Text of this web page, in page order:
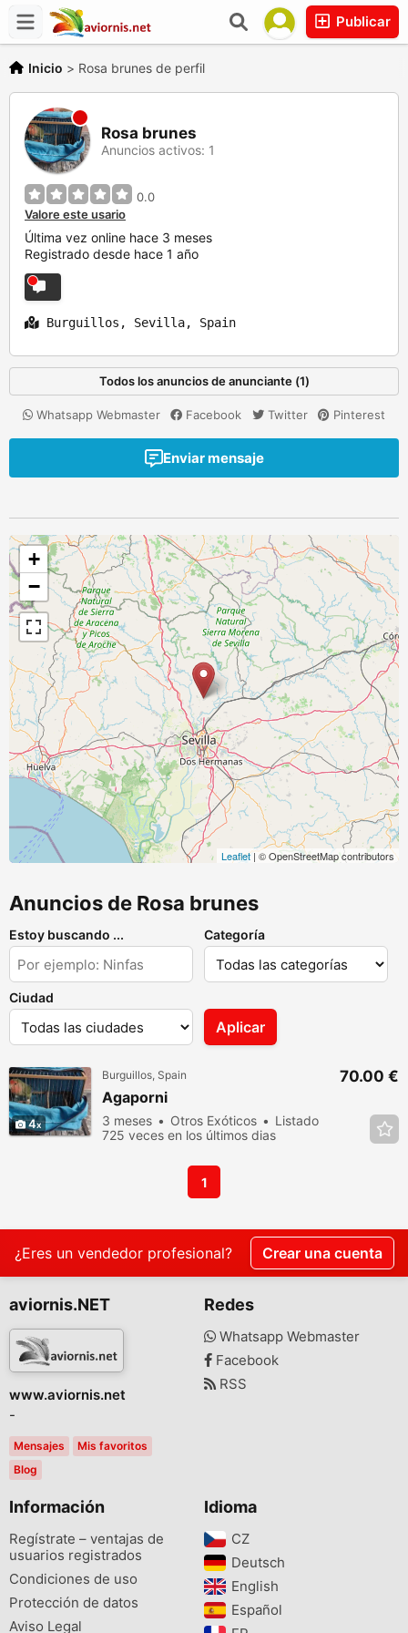
Publicar
Inicio > Rosa brunes de perfil
Rosa brunes
Anuncios activos: 1
0.0
Valore este usario
Última vez online hace 3 meses
Registrado desde hace 1 año
Burguillos, Sevilla, Spain
Todos los anuncios de anunciante (1)
Whatsapp Webmaster Facebook Twitter Pinterest
Enviar mensaje
+
−
Leaflet| © OpenStreetMap contributors
Anuncios de Rosa brunes
Estoy buscando ... Categoría
Ciudad
Aplicar
4
Burguillos, Spain
Agaporni
3 meses Otros Exóticos
Listado
725 veces en los últimos dias
70.00 €
1
¿Eres un vendedor profesional? Crear una cuenta
aviornis.NET
www.aviornis.net
-
Mensajes
Mis favoritos
Blog
Redes
Whatsapp Webmaster
Facebook
RSS
Información
Regístrate – ventajas de
usuarios registrados
Condiciones de uso
Protección de datos
Aviso Legal
Idioma
CZ‎
Deutsch‎
English‎
Español‎